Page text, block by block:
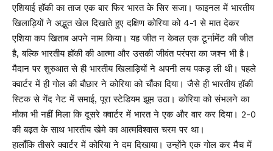
एशियाई हॉकी का ताज एक बार फिर भारत के सिर सजा। फाइनल में भारतीय
खिलाड़ियों ने अद्भुत खेल दिखाते हुए दक्षिण कोरिया को 4-1 से मात देकर
एशिया कप खिताब अपने नाम किया। यह जीत न केवल एक टूर्नामेंट की जीत
है, बल्कि भारतीय हॉकी की आत्मा और उसकी जीवंत परंपरा का जश्न भी है।
मैदान पर शुरुआत से ही भारतीय खिलाड़ियों ने अपनी लय पकड़ ली थी। पहले
क्वार्टर में ही गोल की बौछार ने कोरिया को चौंका दिया। जैसे ही भारतीय हॉकी
स्टिक से गेंद नेट में समाई, पूरा स्टेडियम झूम उठा। कोरिया को संभलने का
मौका भी नहीं मिला कि दूसरे क्वार्टर में भारत ने एक और वार कर दिया। 2-0
की बढ़त के साथ भारतीय खेमे का आत्मविश्वास चरम पर था।
हालाँकि तीसरे क्वार्टर में कोरिया ने दम दिखाया। उन्होंने एक गोल कर मैच में